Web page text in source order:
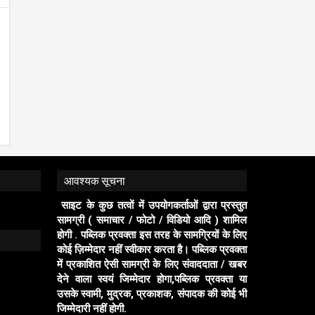
आवश्यक सूचना
साइट के कुछ तत्वों में उपयोगकर्ताओं द्वारा प्रस्तुत
सामग्री ( समाचार / फोटो / विडियो आदि ) शामिल
होगी . पब्लिक प्रवक्ता इस तरह के सामग्रियों के लिए
कोई ज़िम्मेदार नहीं स्वीकार करता है। पब्लिक प्रवक्ता
में प्रकाशित ऐसी सामग्री के लिए संवाददाता / खबर
देने वाला स्वयं जिम्मेदार होगा,पब्लिक प्रवक्ता या
उसके स्वामी, मुद्रक, प्रकाशक, संपादक की कोई भी
जिम्मेदारी नहीं होगी.